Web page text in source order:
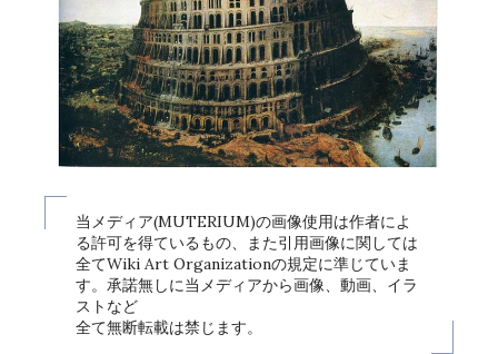
当メディア(MUTERIUM)の画像使用は作者によ
る許可を得ているもの、また引用画像に関しては
全てWiki Art Organizationの規定に準じていま
す。承諾無しに当メディアから画像、動画、イラ
ストなど
全て無断転載は禁じます。